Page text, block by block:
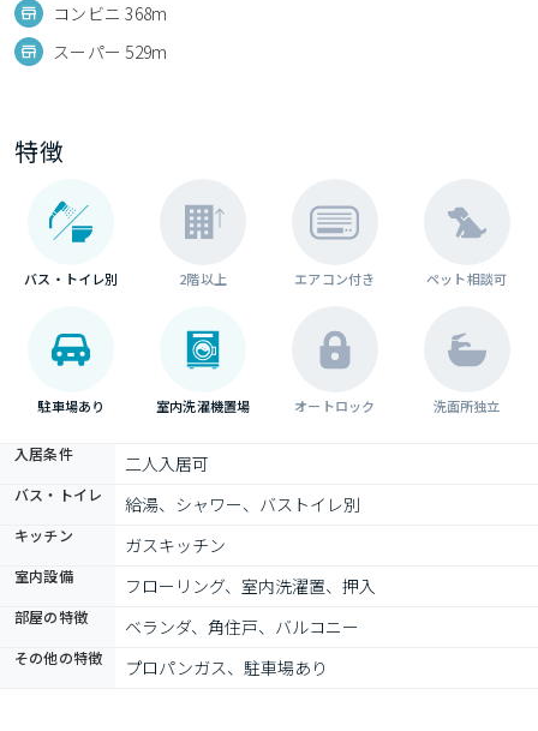
コンビニ 368m
スーパー 529m
特徴
バス・トイレ別 2階以上 エアコン付き ペット相談可
駐車場あり 室内洗濯機置場 オートロック 洗面所独立
入居条件 二人入居可
バス・トイレ 給湯、シャワー、バストイレ別
キッチン ガスキッチン
室内設備 フローリング、室内洗濯置、押入
部屋の特徴 ベランダ、角住戸、バルコニー
その他の特徴 プロパンガス、駐車場あり